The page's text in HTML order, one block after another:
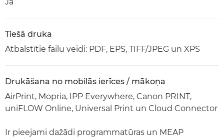
Tiešā druka
Atbalstītie failu veidi: PDF, EPS, TIFF/JPEG un XPS
Drukāšana no mobilās ierīces / mākoņa
AirPrint, Mopria, IPP Everywhere, Canon PRINT,
uniFLOW Online, Universal Print un Cloud Connector
Ir pieejami dažādi programmatūras un MEAP